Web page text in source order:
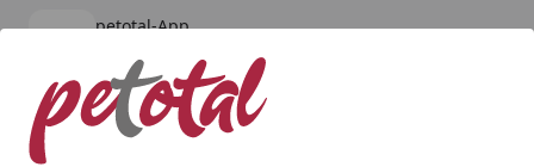
petotal-App
kostenlos - Im App Store
Alle Produkte
Mein Konto